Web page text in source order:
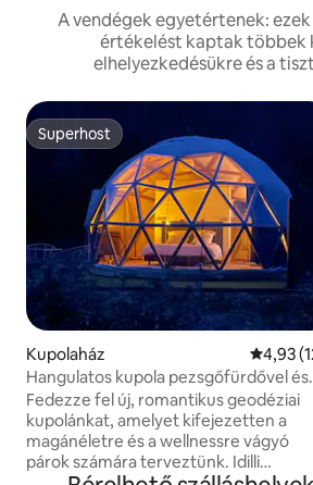
A vendégek egyetértenek:
értékelést kaptak többek
elhelyezkedésükre és a
Superhost
Superhost
Kupolaház Átlagos
4,93
Hangulatos kupola pezsgőfürdővel és
minden kényelemmel
Fedezze fel új, romantikus geodéziai
kupolánkat, amelyet kifejezetten a
magánéletre és a wellnessre vágyó
párok számára terveztünk. Idilli